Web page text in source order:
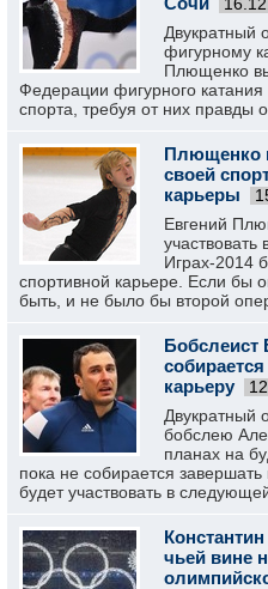
Двукратный
фигурному
Плющенко
Федерации фигурного
спорта, требуя от них правды
Плющенко
своей
карьеры
Евгений
Играх-2014
спортивной карьере. Если бы
быть, и не было бы второй
Бобслеист
карьеру
Двукратный
бобслею
планах на
пока не собирается
будет участвовать в
чьей вине